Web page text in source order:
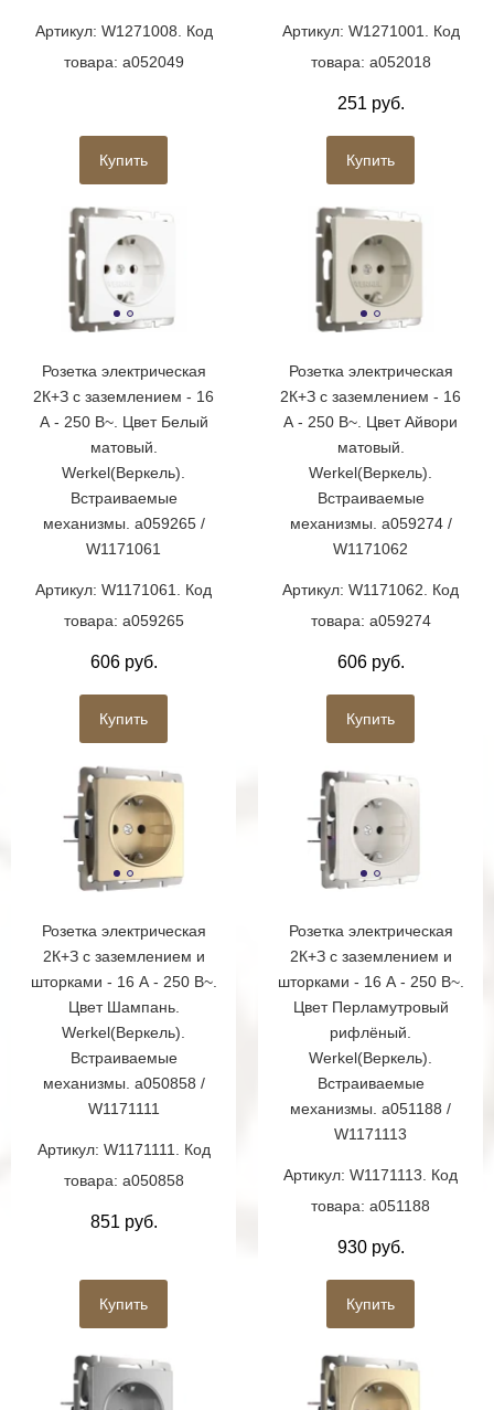
Артикул: W1271008. Код
товара: a052049
Купить
Артикул: W1271001. Код
товара: a052018
251 руб.
Купить
Розетка электрическая
2К+З с заземлением - 16
А - 250 В~. Цвет Белый
матовый.
Werkel(Веркель).
Встраиваемые
механизмы. a059265 /
W1171061
Артикул: W1171061. Код
товара: a059265
606 руб.
Купить
Розетка электрическая
2К+З с заземлением - 16
А - 250 В~. Цвет Айвори
матовый.
Werkel(Веркель).
Встраиваемые
механизмы. a059274 /
W1171062
Артикул: W1171062. Код
товара: a059274
606 руб.
Купить
Розетка электрическая
2К+З с заземлением и
шторками - 16 А - 250 В~.
Цвет Шампань.
Werkel(Веркель).
Встраиваемые
механизмы. a050858 /
W1171111
Артикул: W1171111. Код
товара: a050858
851 руб.
Купить
Розетка электрическая
2К+З с заземлением и
шторками - 16 А - 250 В~.
Цвет Перламутровый
рифлёный.
Werkel(Веркель).
Встраиваемые
механизмы. a051188 /
W1171113
Артикул: W1171113. Код
товара: a051188
930 руб.
Купить